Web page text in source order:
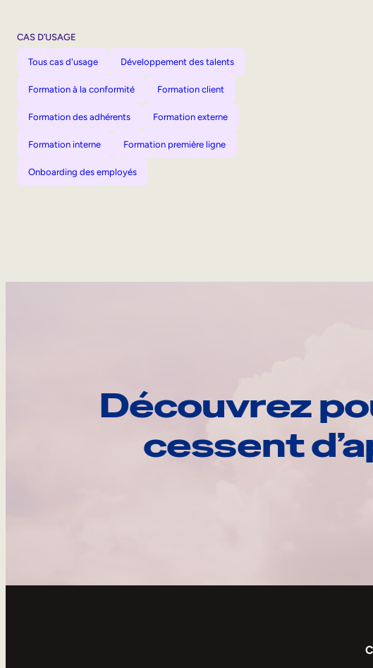
CAS D’USAGE
Tous cas d'usage Développement des talents
Formation à la conformité Formation client
Formation des adhérents Formation externe
Formation interne Formation première ligne
Onboarding des employés
Découvrez
cessent